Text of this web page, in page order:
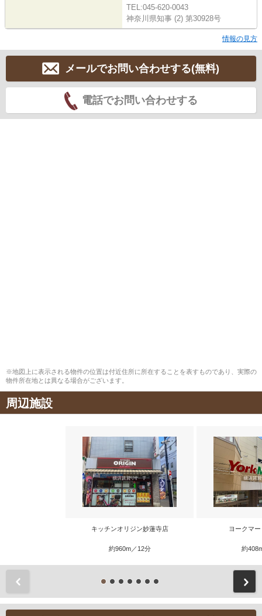
TEL:045-620-0043
神奈川県知事 (2) 第30928号
情報の見方
メールでお問い合わせする(無料)
電話でお問い合わせする
※地図上に表示される物件の位置は付近住所に所在することを表すものであり、実際の
物件所在地とは異なる場合がございます。
周辺施設
キッチンオリジン妙蓮寺店
約960m／12分
ヨークマ
約